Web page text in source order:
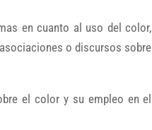
en cuanto al uso del color,
o discursos sobre
el color y su empleo en el